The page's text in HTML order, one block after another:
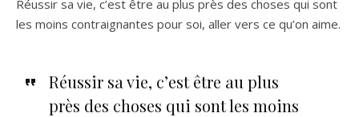
Réussir sa vie, c’est être au plus près des choses qui sont
les moins contraignantes pour soi, aller vers ce qu’on aime.
Réussir sa vie, c’est être au plus
près des choses qui sont les moins